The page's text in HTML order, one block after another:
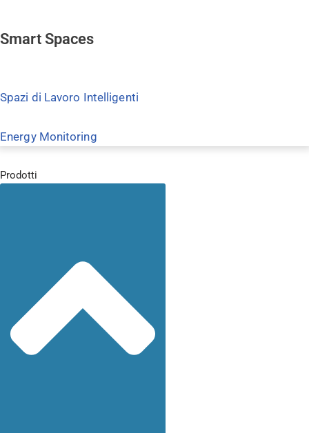
Smart Spaces
Spazi di Lavoro Intelligenti
Energy Monitoring
Prodotti